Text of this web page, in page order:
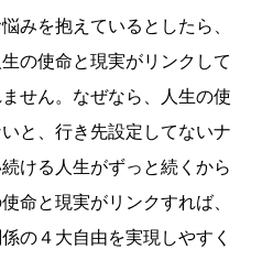
みを抱えているとしたら、
の使命と現実がリンクして
せん。なぜなら、人生の使
と、行き先設定してないナ
ける人生がずっと続くから
命と現実がリンクすれば、
の４大自由を実現しやすく